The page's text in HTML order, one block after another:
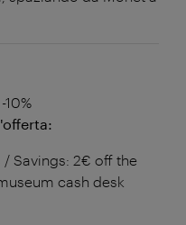
10%
Savings: 2€ off the
cash desk